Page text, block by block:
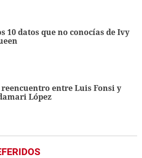
10 datos que no conocías de Ivy
reencuentro entre Luis Fonsi y
López